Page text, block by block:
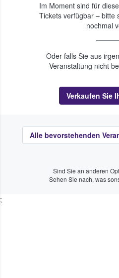
Im Moment sind für
Tickets verfügbar – bitte
nochmal
Oder falls Sie aus
Veranstaltung nicht
Verkaufen Sie
Alle bevorstehenden
Sind Sie an anderen
Sehen Sie nach, was
;